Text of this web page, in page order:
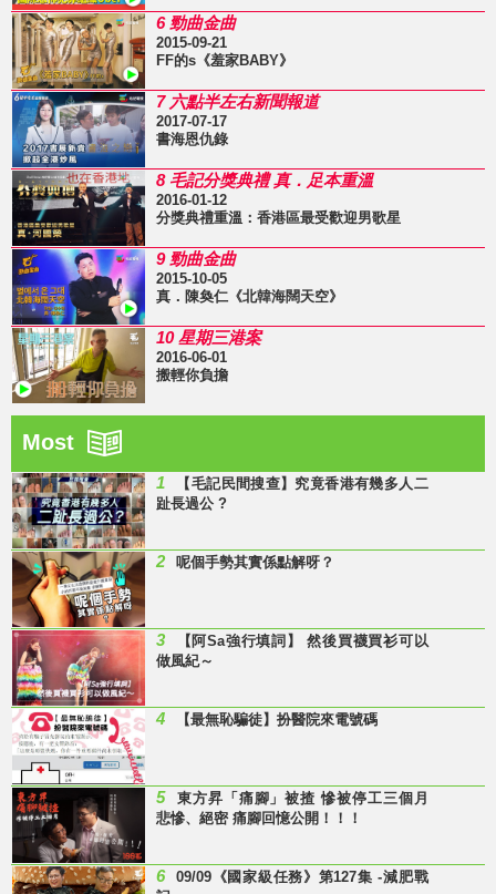
6 勁曲金曲
2015-09-21
FF的s《羞家BABY》
7 六點半左右新聞報道
2017-07-17
書海恩仇錄
8 毛記分獎典禮 真．足本重溫
2016-01-12
分獎典禮重溫：香港區最受歡迎男歌星
9 勁曲金曲
2015-10-05
真．陳奐仁《北韓海闊天空》
10 星期三港案
2016-06-01
搬輕你負擔
Most
1
【毛記民間搜查】究竟香港有幾多人二
趾長過公 ?
2 呢個手勢其實係點解呀？
3
【阿Sa強行填詞】 然後買襪買衫可以
做風紀～
4 【最無恥騙徒】扮醫院來電號碼
5
東方昇「痛腳」被揸 慘被停工三個月
悲慘、絕密 痛腳回憶公開！！！
6
09/09《國家級任務》第127集 -減肥戰